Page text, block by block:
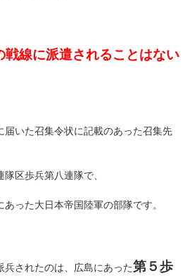
戦線に派遣されることはない
届いた召集令状に記載のあった召集先
区歩兵第八連隊で、
った大日本帝国陸軍の部隊です。
兵されたのは、広島にあった第５歩